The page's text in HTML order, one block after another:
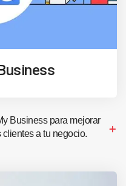
Business para mejorar
a tu negocio.